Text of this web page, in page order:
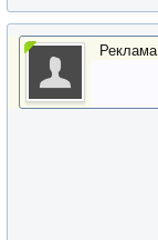
Реклама